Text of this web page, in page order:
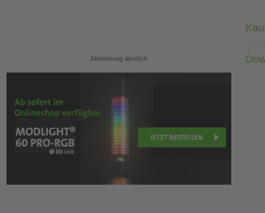
Abbildung ähnlich